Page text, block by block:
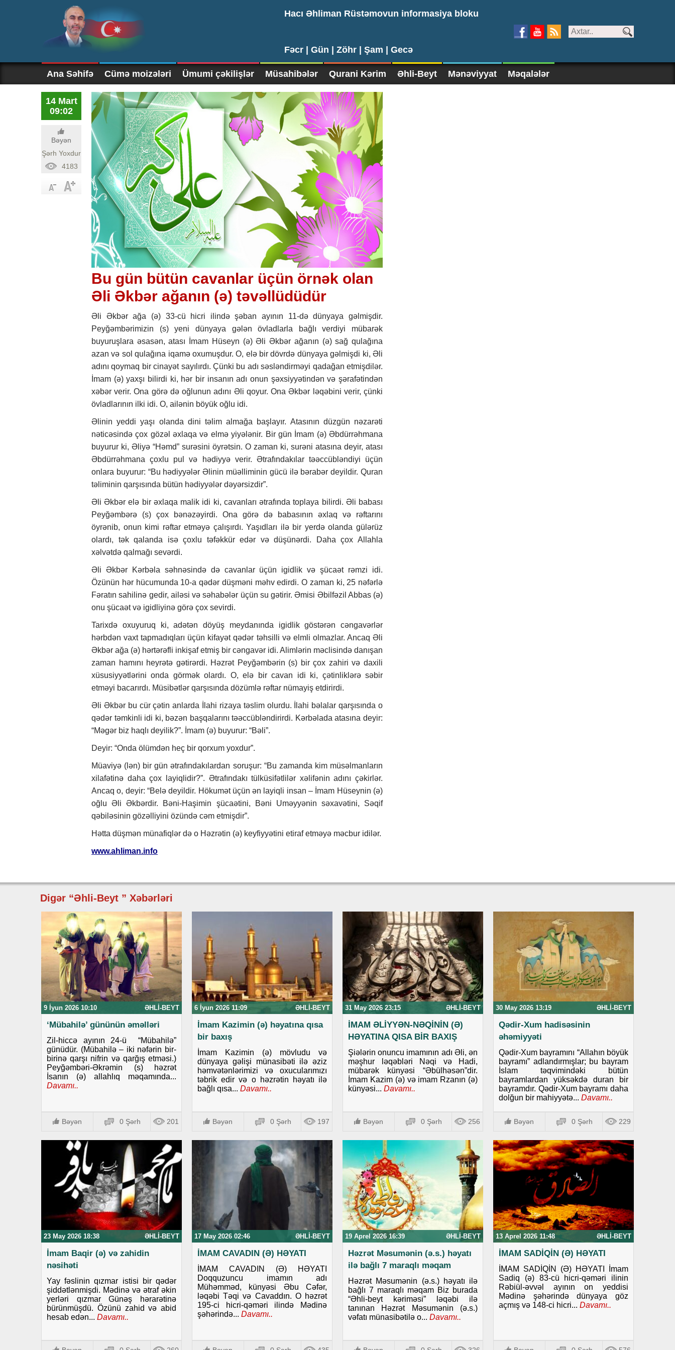
Hacı Əhliman Rüstəmovun informasiya bloku
Fəcr | Gün | Zöhr | Şam | Gecə
Ana Səhifə Cümə moizələri Ümumi çəkilişlər Müsahibələr Qurani Kərim Əhli-Beyt Mənəviyyat Məqalələr
14 Mart
09:02
Bəyən
Şərh Yoxdur
4183
Bu gün bütün cavanlar üçün örnək olan
Əli Əkbər ağanın (ə) təvəllüdüdür
Əli Əkbər ağa (ə) 33-cü hicri ilində şəban ayının 11-də dünyaya gəlmişdir.
Peyğəmbərimizin (s) yeni dünyaya gələn övladlarla bağlı verdiyi mübarək
buyuruşlara əsasən, atası İmam Hüseyn (ə) Əli Əkbər ağanın (ə) sağ qulağına
azan və sol qulağına iqamə oxumuşdur. O, elə bir dövrdə dünyaya gəlmişdi ki, Əli
adını qoymaq bir cinayət sayılırdı. Çünki bu adı səsləndirməyi qadağan etmişdilər.
İmam (ə) yaxşı bilirdi ki, hər bir insanın adı onun şəxsiyyətindən və şərafətindən
xəbər verir. Ona görə də oğlunun adını Əli qoyur. Ona Əkbər ləqəbini verir, çünki
övladlarının ilki idi. O, ailənin böyük oğlu idi.
Əlinin yeddi yaşı olanda dini təlim almağa başlayır. Atasının düzgün nəzarəti
nəticəsində çox gözəl əxlaqa və elmə yiyələnir. Bir gün İmam (ə) Əbdürrəhmana
buyurur ki, Əliyə “Həmd” surəsini öyrətsin. O zaman ki, surəni atasına deyir, atası
Əbdürrəhmana çoxlu pul və hədiyyə verir. Ətrafındakılar təəccübləndiyi üçün
onlara buyurur: “Bu hədiyyələr Əlinin müəlliminin gücü ilə bərabər deyildir. Quran
təliminin qarşısında bütün hədiyyələr dəyərsizdir”.
Əli Əkbər elə bir əxlaqa malik idi ki, cavanları ətrafında toplaya bilirdi. Əli babası
Peyğəmbərə (s) çox bənəzəyirdi. Ona görə də babasının əxlaq və rəftarını
öyrənib, onun kimi rəftar etməyə çalışırdı. Yaşıdları ilə bir yerdə olanda gülərüz
olardı, tək qalanda isə çoxlu təfəkkür edər və düşünərdi. Daha çox Allahla
xəlvətdə qalmağı sevərdi.
Əli Əkbər Kərbəla səhnəsində də cavanlar üçün igidlik və şücaət rəmzi idi.
Özünün hər hücumunda 10-a qədər düşməni məhv edirdi. O zaman ki, 25 nəfərlə
Fəratın sahilinə gedir, ailəsi və səhabələr üçün su gətirir. Əmisi Əbilfəzil Abbas (ə)
onu şücaət və igidliyinə görə çox sevirdi.
Tarixdə oxuyuruq ki, adətən döyüş meydanında igidlik göstərən cəngavərlər
hərbdən vaxt tapmadıqları üçün kifayət qədər təhsilli və elmli olmazlar. Ancaq Əli
Əkbər ağa (ə) hərtərəfli inkişaf etmiş bir cəngavər idi. Alimlərin məclisində danışan
zaman hamını heyrətə gətirərdi. Həzrət Peyğəmbərin (s) bir çox zahiri və daxili
xüsusiyyətlərini onda görmək olardı. O, elə bir cavan idi ki, çətinliklərə səbir
etməyi bacarırdı. Müsibətlər qarşısında dözümlə rəftar nümayiş etdirirdi.
Əli Əkbər bu cür çətin anlarda İlahi rizaya təslim olurdu. İlahi bəlalar qarşısında o
qədər təmkinli idi ki, bəzən başqalarını təəccübləndirirdi. Kərbəlada atasına deyir:
“Məgər biz haqlı deyilik?”. İmam (ə) buyurur: “Bəli”.
Deyir: “Onda ölümdən heç bir qorxum yoxdur”.
Müaviyə (lən) bir gün ətrafındakılardan soruşur: “Bu zamanda kim müsəlmanların
xilafətinə daha çox layiqlidir?”. Ətrafındakı tülküsifətlilər xəlifənin adını çəkirlər.
Ancaq o, deyir: “Belə deyildir. Hökumət üçün ən layiqli insan – İmam Hüseynin (ə)
oğlu Əli Əkbərdir. Bəni-Haşimin şücaətini, Bəni Uməyyənin səxavətini, Səqif
qəbiləsinin gözəlliyini özündə cəm etmişdir”.
Hətta düşmən münafiqlər də o Həzrətin (ə) keyfiyyətini etiraf etməyə məcbur idilər.
www.ahliman.info
Digər “Əhli-Beyt ” Xəbərləri
9 İyun 2026 10:10 ƏHLI-BEYT
‘Mübahilə’ gününün əməlləri
Zil-hiccə ayının 24-ü “Mübahilə”
günüdür. (Mübahilə – iki nəfərin bir-
birinə qarşı nifrin və qarğış etməsi.)
Peyğəmbəri-Əkrəmin (s) həzrət
İsanın (ə) allahlıq məqamında...
Davamı..
Bəyən 0 Şərh 201
6 İyun 2026 11:09 ƏHLI-BEYT
İmam Kazimin (ə) həyatına qısa
bir baxış
İmam Kazimin (ə) mövludu və
dünyaya gəlişi münasibəti ilə əziz
həmvətənlərimizi və oxucularımızı
təbrik edir və o həzrətin həyatı ilə
bağlı qısa... Davamı..
Bəyən 0 Şərh 197
31 May 2026 23:15 ƏHLI-BEYT
İMAM ƏLİYYƏN-NƏQİNİN (Ə)
HƏYATINA QISA BİR BAXIŞ
Şiələrin onuncu imamının adı Əli, ən
məşhur ləqəbləri Nəqi və Hadi,
mübarək künyəsi “Əbülhəsən”dir.
İmam Kazim (ə) və imam Rzanın (ə)
künyəsi... Davamı..
Bəyən 0 Şərh 256
30 May 2026 13:19 ƏHLI-BEYT
Qədir-Xum hadisəsinin
əhəmiyyəti
Qədir-Xum bayramını “Allahın böyük
bayramı” adlandırmışlar; bu bayram
İslam təqvimindəki bütün
bayramlardan yüksəkdə duran bir
bayramdır. Qədir-Xum bayramı daha
dolğun bir mahiyyətə... Davamı..
Bəyən 0 Şərh 229
23 May 2026 18:38 ƏHLI-BEYT
İmam Baqir (ə) və zahidin
nəsihəti
Yay fəslinin qızmar istisi bir qədər
şiddətlənmişdi. Mədinə və ətraf əkin
yerləri qızmar Günəş hərarətinə
bürünmüşdü. Özünü zahid və abid
hesab edən... Davamı..
17 May 2026 02:46 ƏHLI-BEYT
İMAM CAVADIN (Ə) HƏYATI
İMAM CAVADIN (Ə) HƏYATI
Doqquzuncu imamın adı
Mühəmməd, künyəsi Əbu Cəfər,
ləqəbi Təqi və Cavaddın. O həzrət
195-ci hicri-qəməri ilində Mədinə
şəhərində... Davamı..
19 Aprel 2026 16:39 ƏHLI-BEYT
Həzrət Məsumənin (ə.s.) həyatı
ilə bağlı 7 maraqlı məqam
Həzrət Məsumənin (ə.s.) həyatı ilə
bağlı 7 maraqlı məqam Biz burada
“Əhli-beyt kəriməsi” ləqəbi ilə
tanınan Həzrət Məsumənin (ə.s.)
vəfatı münasibətilə o... Davamı..
13 Aprel 2026 11:48 ƏHLI-BEYT
İMAM SADİQİN (Ə) HƏYATI
İMAM SADİQİN (Ə) HƏYATI İmam
Sadiq (ə) 83-cü hicri-qəməri ilinin
Rəbiül-əvvəl ayının on yeddisi
Mədinə şəhərində dünyaya göz
açmış və 148-ci hicri... Davamı..